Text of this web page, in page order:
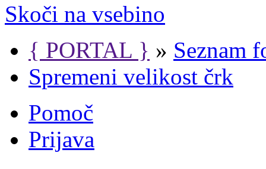
Skoči na vsebino
{ PORTAL } » Seznam
Spremeni velikost črk
Pomoč
Prijava